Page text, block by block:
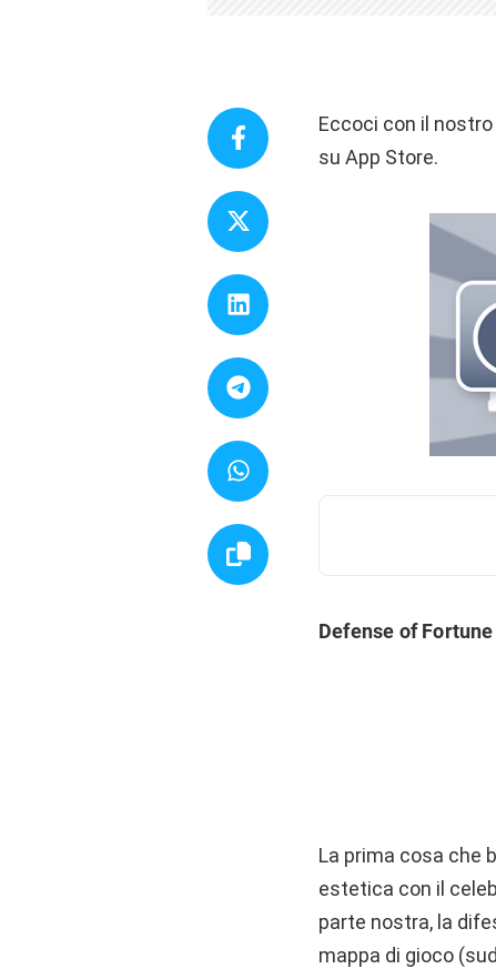
Eccoci con il
su App Store.
Defense of Fortune
La prima cosa che
estetica con il
parte nostra, la
mappa di gioco